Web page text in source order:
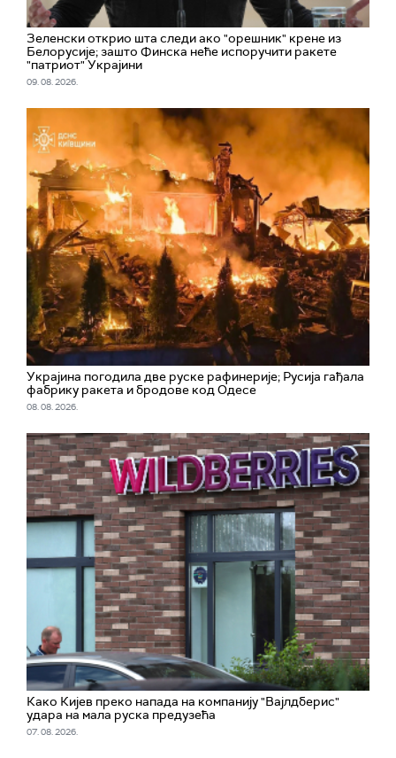
Зеленски открио шта следи ако "орешник" крене из
Белорусије; зашто Финска неће испоручити ракете
"патриот" Украјини
09. 08. 2026.
Украјина погодила две руске рафинерије; Русија гађала
фабрику ракета и бродове код Одесе
08. 08. 2026.
Како Кијев преко напада на компанију "Вајлдберис"
удара на мала руска предузећа
07. 08. 2026.